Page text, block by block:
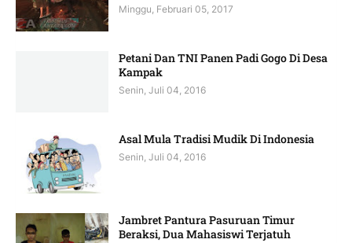
Minggu, Februari 05, 2017
Petani Dan TNI Panen Padi Gogo Di Desa
Kampak
Senin, Juli 04, 2016
Asal Mula Tradisi Mudik Di Indonesia
Senin, Juli 04, 2016
Jambret Pantura Pasuruan Timur
Beraksi, Dua Mahasiswi Terjatuh